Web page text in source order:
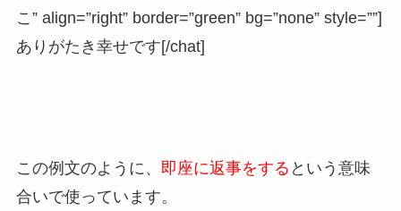
こ” align=”right” border=”green” bg=”none” style=””]
ありがたき幸せです[/chat]
この例文のように、 即座に返事をする という意味
合いで使っています。